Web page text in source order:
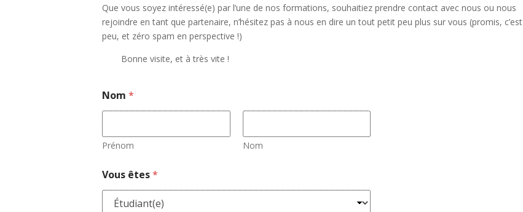
Que vous soyez intéressé(e) par l’une de nos formations, souhaitiez prendre contact avec nous ou nous
rejoindre en tant que partenaire, n’hésitez pas à nous en dire un tout petit peu plus sur vous (promis,
peu, et zéro spam en perspective !)
Bonne visite, et à très vite !
Nom*
Prénom Nom
Vous êtes*